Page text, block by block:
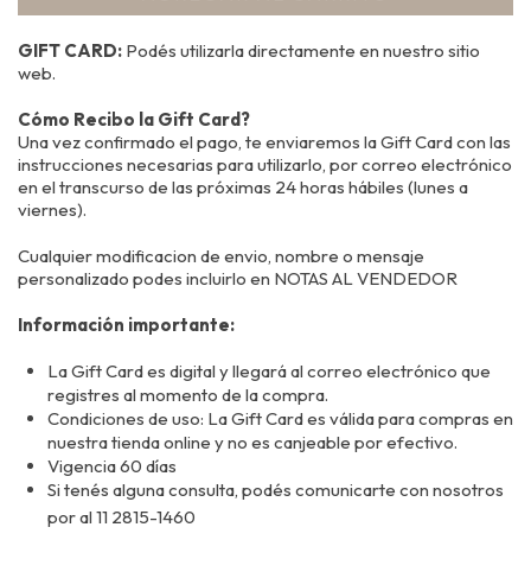
GIFT CARD: Podés utilizarla directamente en nuestro sitio
web.
Cómo Recibo la Gift Card?
Una vez confirmado el pago, te enviaremos la Gift Card con las
instrucciones necesarias para utilizarlo, por correo electrónico
en el transcurso de las próximas 24 horas hábiles (lunes a
viernes).
Cualquier modificacion de envio, nombre o mensaje
personalizado podes incluirlo en NOTAS AL VENDEDOR
Información importante:
La Gift Card es digital y llegará al correo electrónico que
registres al momento de la compra.
Condiciones de uso: La Gift Card es válida para compras en
nuestra tienda online y no es canjeable por efectivo.
Vigencia 60 días
Si tenés alguna consulta, podés comunicarte con nosotros
por al 11 2815-1460